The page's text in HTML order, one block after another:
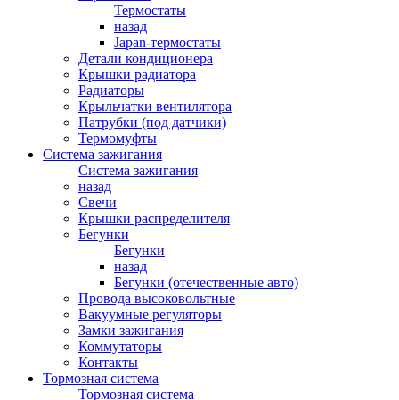
Термостаты
назад
Japan-термостаты
Детали кондиционера
Крышки радиатора
Радиаторы
Крыльчатки вентилятора
Патрубки (под датчики)
Термомуфты
Система зажигания
Система зажигания
назад
Свечи
Крышки распределителя
Бегунки
Бегунки
назад
Бегунки (отечественные авто)
Провода высоковольтные
Вакуумные регуляторы
Замки зажигания
Коммутаторы
Контакты
Тормозная система
Тормозная система